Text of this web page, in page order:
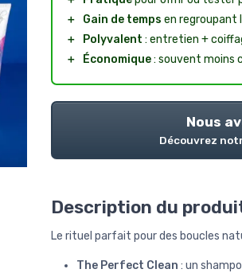
＋
Gain de temps en regroupant
＋
Polyvalent : entretien +
＋
Économique: souvent moins
Nous
Découvrez
Description du
Le rituel parfait pour des boucles
The Perfect Clean : un